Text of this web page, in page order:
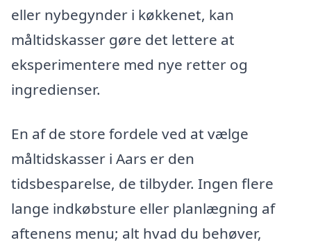
eller nybegynder i køkkenet, kan
måltidskasser gøre det lettere at
eksperimentere med nye retter og
ingredienser.
En af de store fordele ved at vælge
måltidskasser i Aars er den
tidsbesparelse, de tilbyder. Ingen flere
lange indkøbsture eller planlægning af
aftenens menu; alt hvad du behøver,